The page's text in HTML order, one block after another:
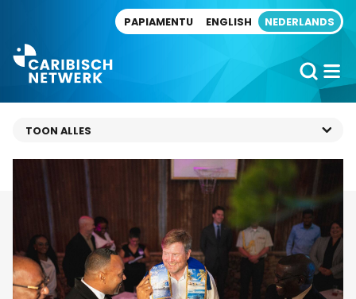
PAPIAMENTU ENGLISH NEDERLANDS